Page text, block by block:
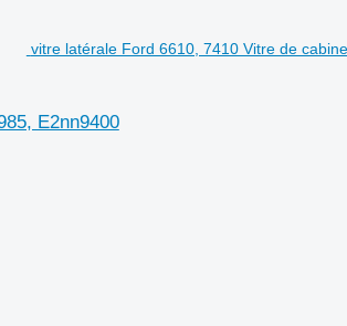
vitre latérale Ford 6610, 7410 Vitre de
E2nn9400